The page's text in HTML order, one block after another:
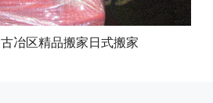
古冶区精品搬家日式搬家